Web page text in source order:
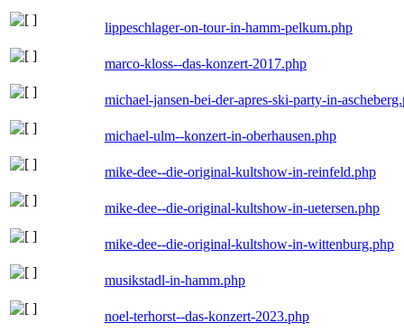
lippeschlager-on-tour-in-hamm-pelkum.php
marco-kloss--das-konzert-2017.php
michael-jansen-bei-der-apres-ski-party-in-
michael-ulm--konzert-in-oberhausen.php
mike-dee--die-original-kultshow-in-reinfeld.php
mike-dee--die-original-kultshow-in-uetersen.php
mike-dee--die-original-kultshow-in-wittenburg.php
musikstadl-in-hamm.php
noel-terhorst--das-konzert-2023.php